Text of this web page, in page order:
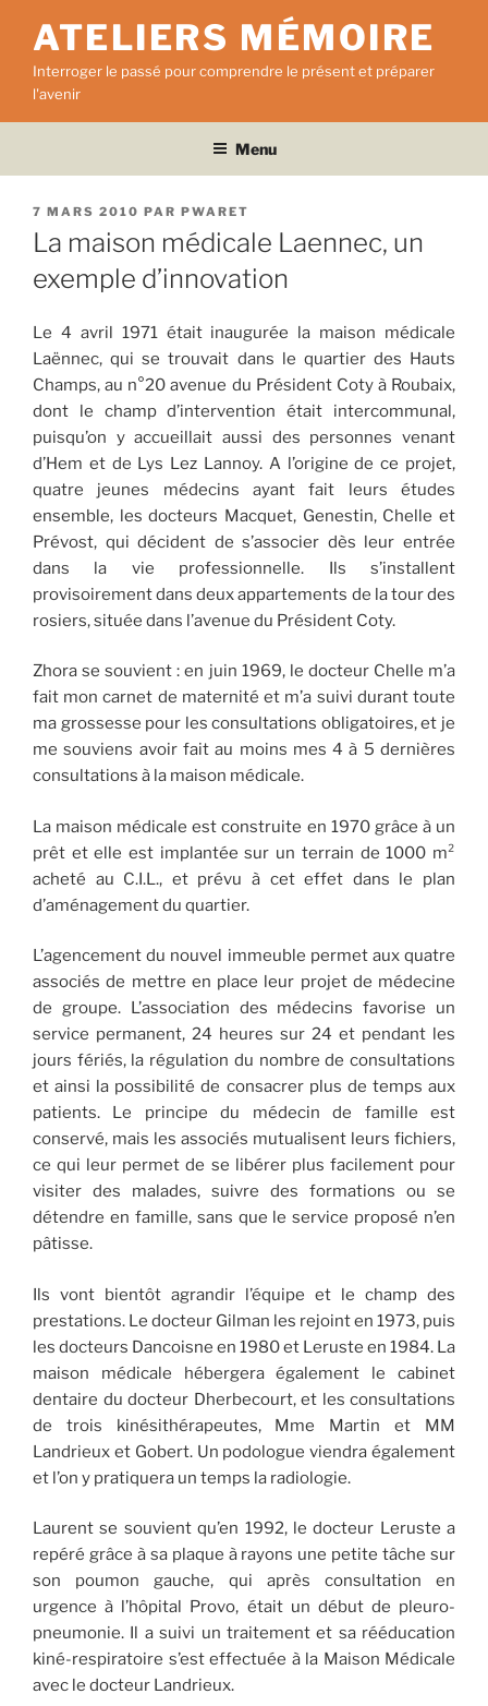
contenu
principal
ATELIERS MÉMOIRE
Interroger le passé pour comprendre le présent et préparer
l'avenir
Menu
PUBLIÉ
LE
7 MARS 2010 PAR PWARET
La maison médicale Laennec, un
exemple d’innovation
Le 4 avril 1971 était inaugurée la maison médicale
Laënnec, qui se trouvait dans le quartier des Hauts
Champs, au n°20 avenue du Président Coty à Roubaix,
dont le champ d’intervention était intercommunal,
puisqu’on y accueillait aussi des personnes venant
d’Hem et de Lys Lez Lannoy. A l’origine de ce projet,
quatre jeunes médecins ayant fait leurs études
ensemble, les docteurs Macquet, Genestin, Chelle et
Prévost, qui décident de s’associer dès leur entrée
dans la vie professionnelle. Ils s’installent
provisoirement dans deux appartements de la tour des
rosiers, située dans l’avenue du Président Coty.
Zhora se souvient : en juin 1969, le docteur Chelle m’a
fait mon carnet de maternité et m’a suivi durant toute
ma grossesse pour les consultations obligatoires, et je
me souviens avoir fait au moins mes 4 à 5 dernières
consultations à la maison médicale.
La maison médicale est construite en 1970 grâce à un
prêt et elle est implantée sur un terrain de 1000 m²
acheté au C.I.L., et prévu à cet effet dans le plan
d’aménagement du quartier.
L’agencement du nouvel immeuble permet aux quatre
associés de mettre en place leur projet de médecine
de groupe. L’association des médecins favorise un
service permanent, 24 heures sur 24 et pendant les
jours fériés, la régulation du nombre de consultations
et ainsi la possibilité de consacrer plus de temps aux
patients. Le principe du médecin de famille est
conservé, mais les associés mutualisent leurs fichiers,
ce qui leur permet de se libérer plus facilement pour
visiter des malades, suivre des formations ou se
détendre en famille, sans que le service proposé n’en
pâtisse.
Ils vont bientôt agrandir l’équipe et le champ des
prestations. Le docteur Gilman les rejoint en 1973, puis
les docteurs Dancoisne en 1980 et Leruste en 1984. La
maison médicale hébergera également le cabinet
dentaire du docteur Dherbecourt, et les consultations
de trois kinésithérapeutes, Mme Martin et MM
Landrieux et Gobert. Un podologue viendra également
et l’on y pratiquera un temps la radiologie.
Laurent se souvient qu’en 1992, le docteur Leruste a
repéré grâce à sa plaque à rayons une petite tâche sur
son poumon gauche, qui après consultation en
urgence à l’hôpital Provo, était un début de pleuro-
pneumonie. Il a suivi un traitement et sa rééducation
kiné-respiratoire s’est effectuée à la Maison Médicale
avec le docteur Landrieux.